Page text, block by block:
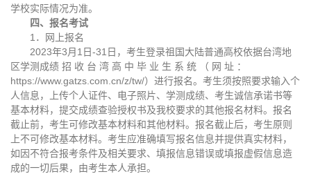
学校实际情况为准。
四、报名考试
1．网上报名
2023年3月1日-31日，考生登录祖国大陆普通高校依据台湾地
区学测成绩 招 收 台 湾 高 中 毕 业 生 系 统 （ 网 址 ：
https://www.gatzs.com.cn/z/tw/）进行报名。考生须按照要求输入个
人信息，上传个人证件、电子照片、学测成绩、考生诚信承诺书等
基本材料，提交成绩查验授权书及我校要求的其他报名材料。报名
截止前，考生可修改基本材料和其他材料。报名截止后，考生原则
上不可修改基本材料。考生应准确填写报名信息并提供真实材料，
如因不符合报考条件及相关要求、填报信息错误或填报虚假信息造
成的一切后果，由考生本人承担。